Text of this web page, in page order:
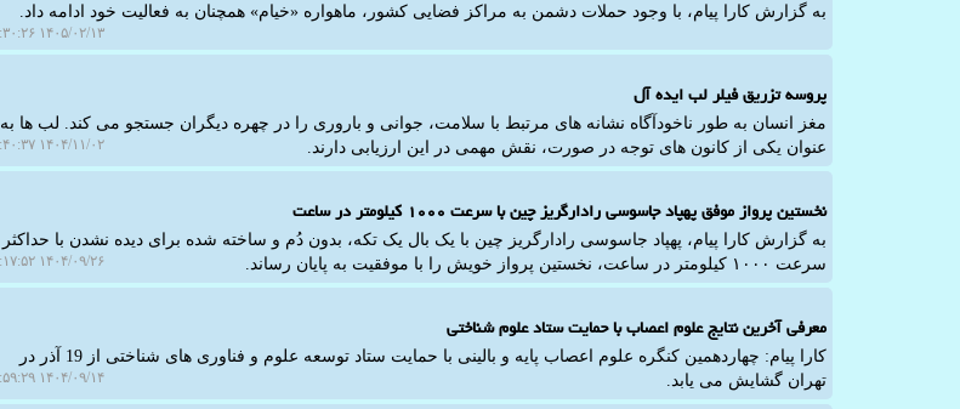
به گزارش کارا پیام، با وجود حملات دشمن به مراکز فضایی کشور، ماهواره «خیام» همچنان به فعالیت خود ادامه داد.
۱۴۰۵/۰۲/۱۳ ۱۴:۳۰:۲۶
پروسه تزریق فیلر لب ایده آل
مغز انسان به طور ناخودآگاه نشانه های مرتبط با سلامت، جوانی و باروری را در چهره دیگران جستجو می کند. لب ها به
عنوان یکی از کانون های توجه در صورت، نقش مهمی در این ارزیابی دارند.
۱۴۰۴/۱۱/۰۲ ۱۷:۴۰:۳۷
نخستین پرواز موفق پهپاد جاسوسی رادارگریز چین با سرعت ۱۰۰۰ کیلومتر در ساعت
به گزارش کارا پیام، پهپاد جاسوسی رادارگریز چین با یک بال یک تکه، بدون دُم و ساخته شده برای دیده نشدن با حداکثر
سرعت ۱۰۰۰ کیلومتر در ساعت، نخستین پرواز خویش را با موفقیت به پایان رساند.
۱۴۰۴/۰۹/۲۶ ۰۹:۱۷:۵۲
معرفی آخرین نتایج علوم اعصاب با حمایت ستاد علوم شناختی
کارا پیام: چهاردهمین کنگره علوم اعصاب پایه و بالینی با حمایت ستاد توسعه علوم و فناوری های شناختی از 19 آذر در
تهران گشایش می یابد.
۱۴۰۴/۰۹/۱۴ ۱۰:۵۹:۲۹